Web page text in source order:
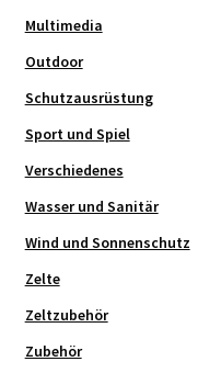
Multimedia
Outdoor
Schutzausrüstung
Sport und Spiel
Verschiedenes
Wasser und Sanitär
Wind und Sonnenschutz
Zelte
Zeltzubehör
Zubehör